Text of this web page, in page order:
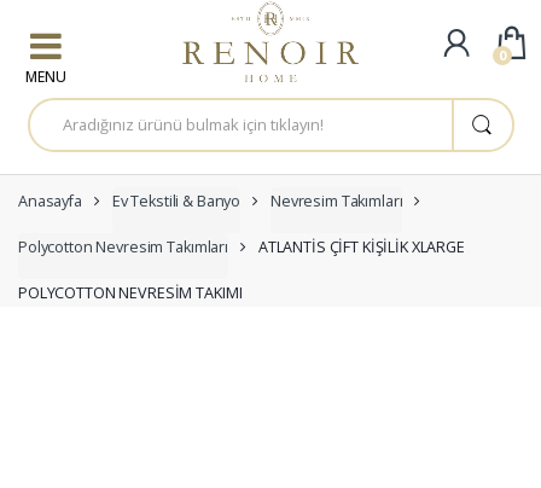
A
r
a
a
:
Anasayfa Ev Tekstili & Banyo Nevresim Takımları
Polycotton Nevresim Takımları ATLANTİS ÇİFT KİŞİLİK XLARGE
POLYCOTTON NEVRESİM TAKIMI
0